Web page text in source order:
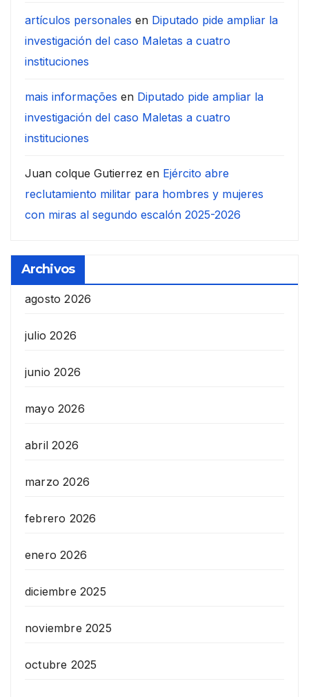
artículos personales en Diputado pide ampliar la
investigación del caso Maletas a cuatro
instituciones
mais informações en Diputado pide ampliar la
investigación del caso Maletas a cuatro
instituciones
Juan colque Gutierrez en Ejército abre
reclutamiento militar para hombres y mujeres
con miras al segundo escalón 2025-2026
Archivos
agosto 2026
julio 2026
junio 2026
mayo 2026
abril 2026
marzo 2026
febrero 2026
enero 2026
diciembre 2025
noviembre 2025
octubre 2025